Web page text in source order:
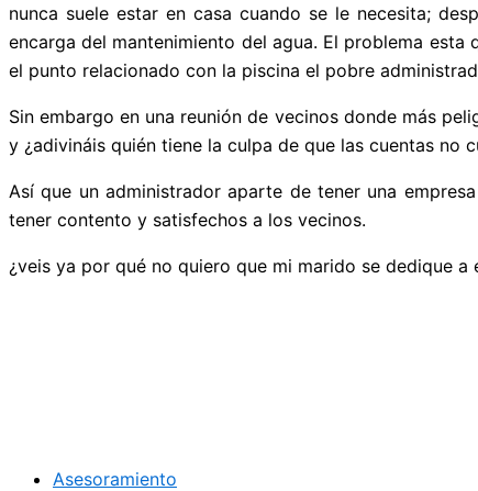
nunca suele estar en casa cuando se le necesita;
encarga del mantenimiento del agua. El problema
el punto relacionado con la piscina el pobre
Sin embargo en una reunión de vecinos donde más
y ¿adivináis quién tiene la culpa de que las cuentas no
Así que un administrador aparte de tener una
tener contento y satisfechos a los vecinos.
¿veis ya por qué no quiero que mi marido se dedique
Asesoramiento